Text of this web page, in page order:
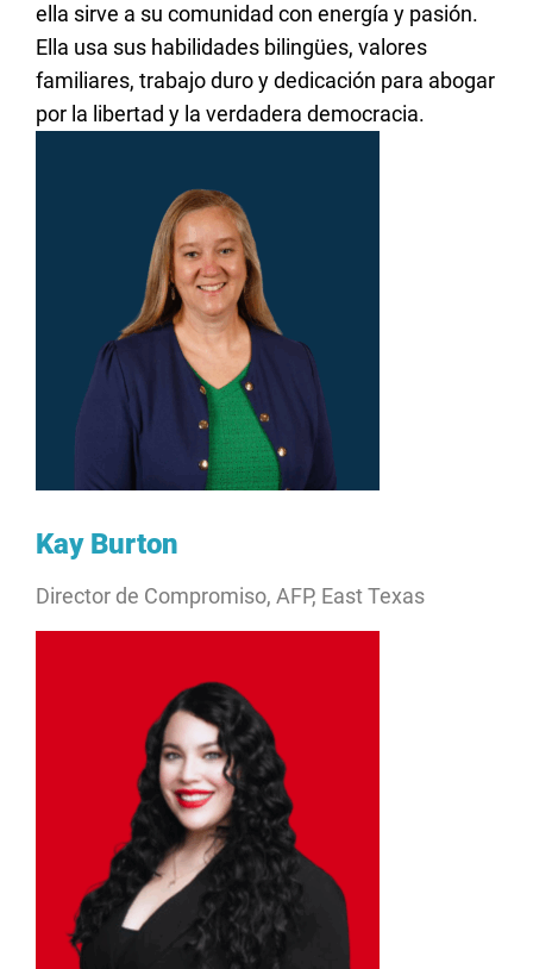
ella sirve a su comunidad con energía y pasión.
Ella usa sus habilidades bilingües, valores
familiares, trabajo duro y dedicación para abogar
por la libertad y la verdadera democracia.
Kay Burton
Director de Compromiso, AFP, East Texas